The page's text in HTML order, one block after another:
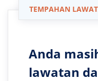
Anda
lawatan
TEMPAHAN